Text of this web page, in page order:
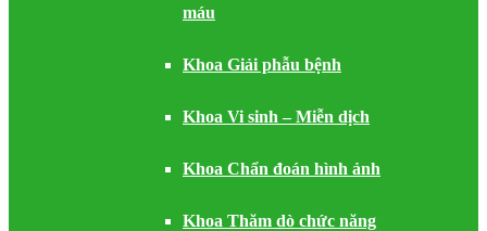
máu
Khoa Giải phẫu bệnh
Khoa Vi sinh – Miễn dịch
Khoa Chẩn đoán hình ảnh
Khoa Thăm dò chức năng